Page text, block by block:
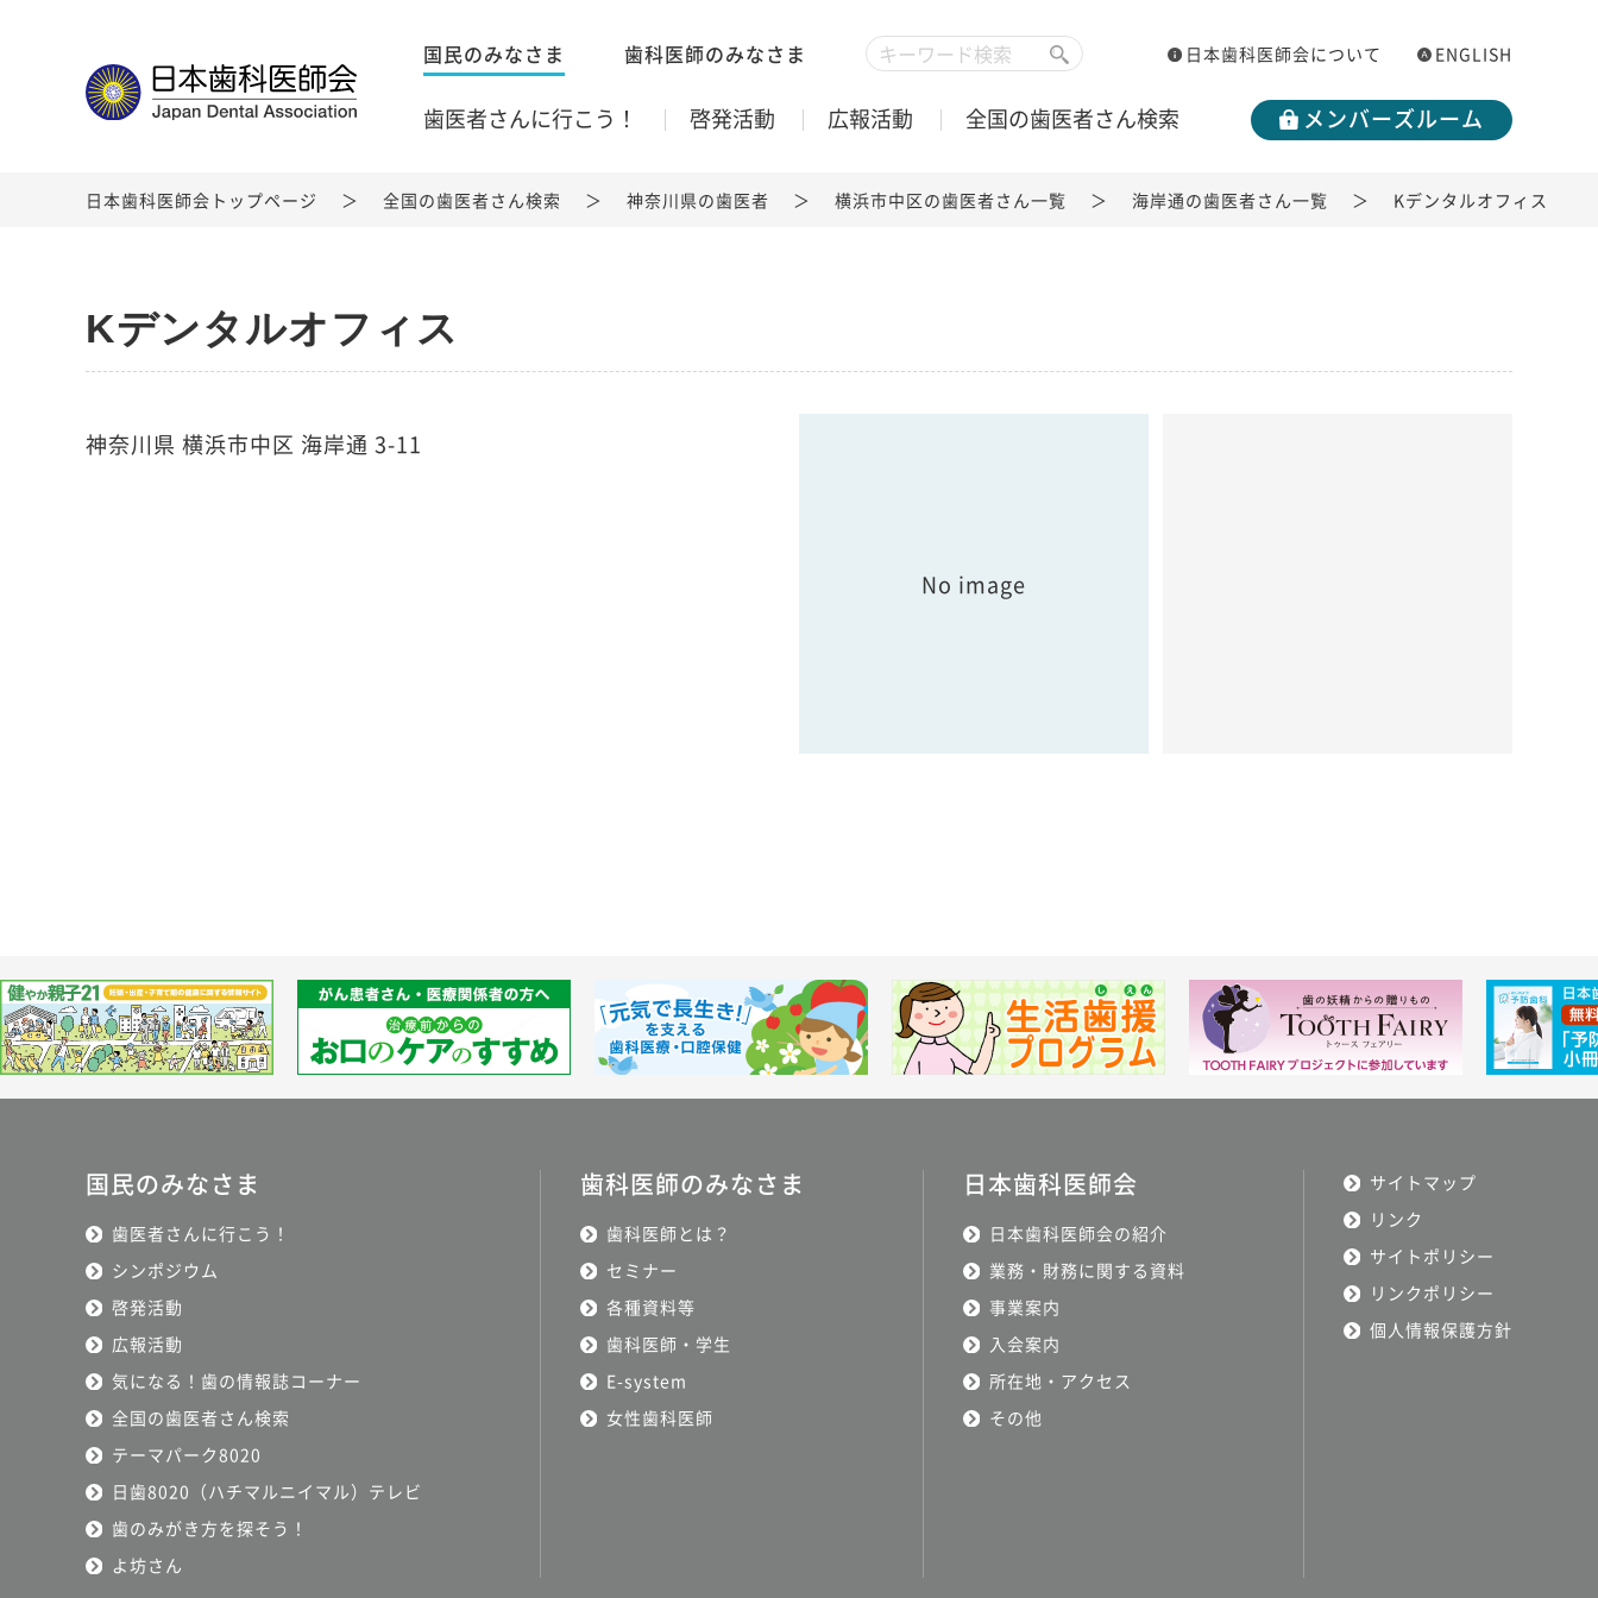
国民のみなさま 歯科医師のみなさま 日本歯科医師会について ENGLISH
歯医者さんに行こう！ 啓発活動 広報活動 全国の歯医者さん検索 メンバーズルーム
日本歯科医師会トップページ 全国の歯医者さん検索 神奈川県の歯医者 横浜市中区の歯医者さん一覧 海岸通の歯医者さん一覧 Kデンタルオフィス
Kデンタルオフィス
神奈川県 横浜市中区 海岸通 3-11
No image
国民のみなさま
歯医者さんに行こう！
シンポジウム
啓発活動
広報活動
気になる！歯の情報誌コーナー
全国の歯医者さん検索
テーマパーク8020
日歯8020（ハチマルニイマル）テレビ
歯のみがき方を探そう！
よ坊さん
歯科医師のみなさま
歯科医師とは？
セミナー
各種資料等
歯科医師・学生
E-system
女性歯科医師
日本歯科医師会
日本歯科医師会の紹介
業務・財務に関する資料
事業案内
入会案内
所在地・アクセス
その他
サイトマップ
リンク
サイトポリシー
リンクポリシー
個人情報保護方針